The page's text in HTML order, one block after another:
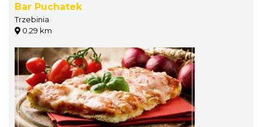
Bar Puchatek
Trzebinia
0.29 km